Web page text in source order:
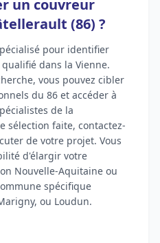
un couvreur
(86) ?
pour identifier
dans la Vienne.
vous pouvez cibler
du 86 et accéder à
de la
sélection faite, contactez-
de votre projet. Vous
d'élargir votre
Nouvelle-Aquitaine ou
spécifique
ou Loudun.